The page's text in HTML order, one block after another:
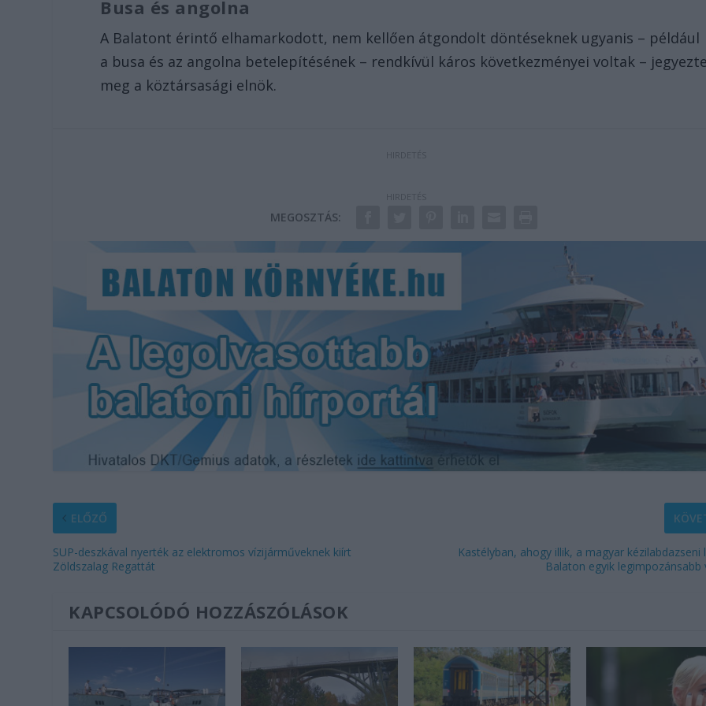
Busa és angolna
A Balatont érintő elhamarkodott, nem kellően átgondolt döntéseknek ugyanis – például
a busa és az angolna betelepítésének – rendkívül káros következményei voltak –
meg a köztársasági elnök.
MEGOSZTÁS:
ELŐZŐ
SUP-deszkával nyerték az elektromos vízijárműveknek kiírt
Zöldszalag Regattát
Kastélyban, ahogy illik, a magyar kézilabdazseni
Balaton egyik legimpozánsabb
KAPCSOLÓDÓ HOZZÁSZÓLÁSOK